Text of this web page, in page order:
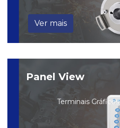
Ver mais
Panel View
Terminais Gráficos